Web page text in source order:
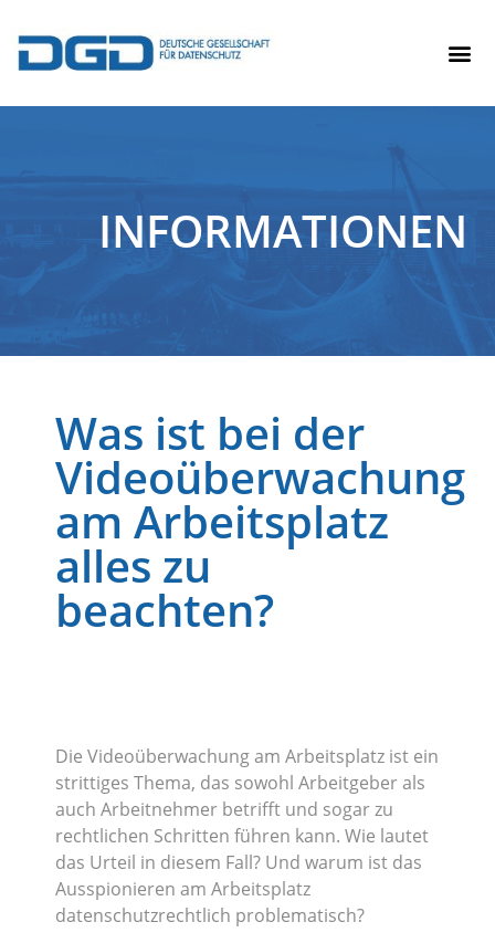
INFORMATIONEN
Was ist bei der
Videoüberwachung
am Arbeitsplatz
alles zu
beachten?
Die Videoüberwachung am Arbeitsplatz ist ein
strittiges Thema, das sowohl Arbeitgeber als
auch Arbeitnehmer betrifft und sogar zu
rechtlichen Schritten führen kann. Wie lautet
das Urteil in diesem Fall? Und warum ist das
Ausspionieren am Arbeitsplatz
datenschutzrechtlich problematisch?